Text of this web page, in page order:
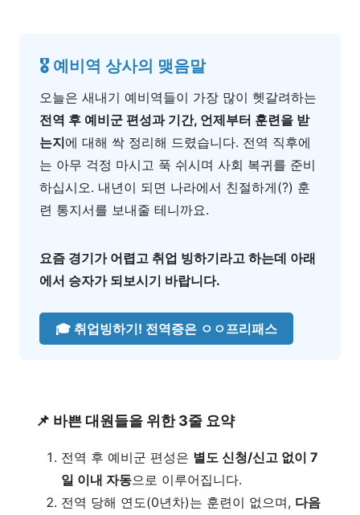
🎖️ 예비역 상사의 맺음말
오늘은 새내기 예비역들이 가장 많이 헷갈려하는
전역 후 예비군 편성과 기간, 언제부터 훈련을 받
는지에 대해 싹 정리해 드렸습니다. 전역 직후에
는 아무 걱정 마시고 푹 쉬시며 사회 복귀를 준비
하십시오. 내년이 되면 나라에서 친절하게(?) 훈
련 통지서를 보내줄 테니까요.
요즘 경기가 어렵고 취업 빙하기라고 하는데 아래
에서 승자가 되보시기 바랍니다.
🎓 취업빙하기! 전역증은 ㅇㅇ프리패스
📌 바쁜 대원들을 위한 3줄 요약
전역 후 예비군 편성은 별도 신청/신고 없이 7
일 이내 자동으로 이루어집니다.
전역 당해 연도(0년차)는 훈련이 없으며, 다음